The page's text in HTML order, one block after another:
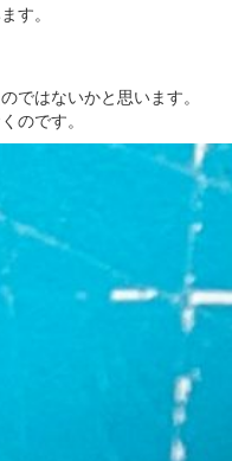
す。
ではないかと思います。
のです。